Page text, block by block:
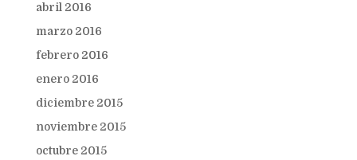
abril 2016
marzo 2016
febrero 2016
enero 2016
diciembre 2015
noviembre 2015
octubre 2015